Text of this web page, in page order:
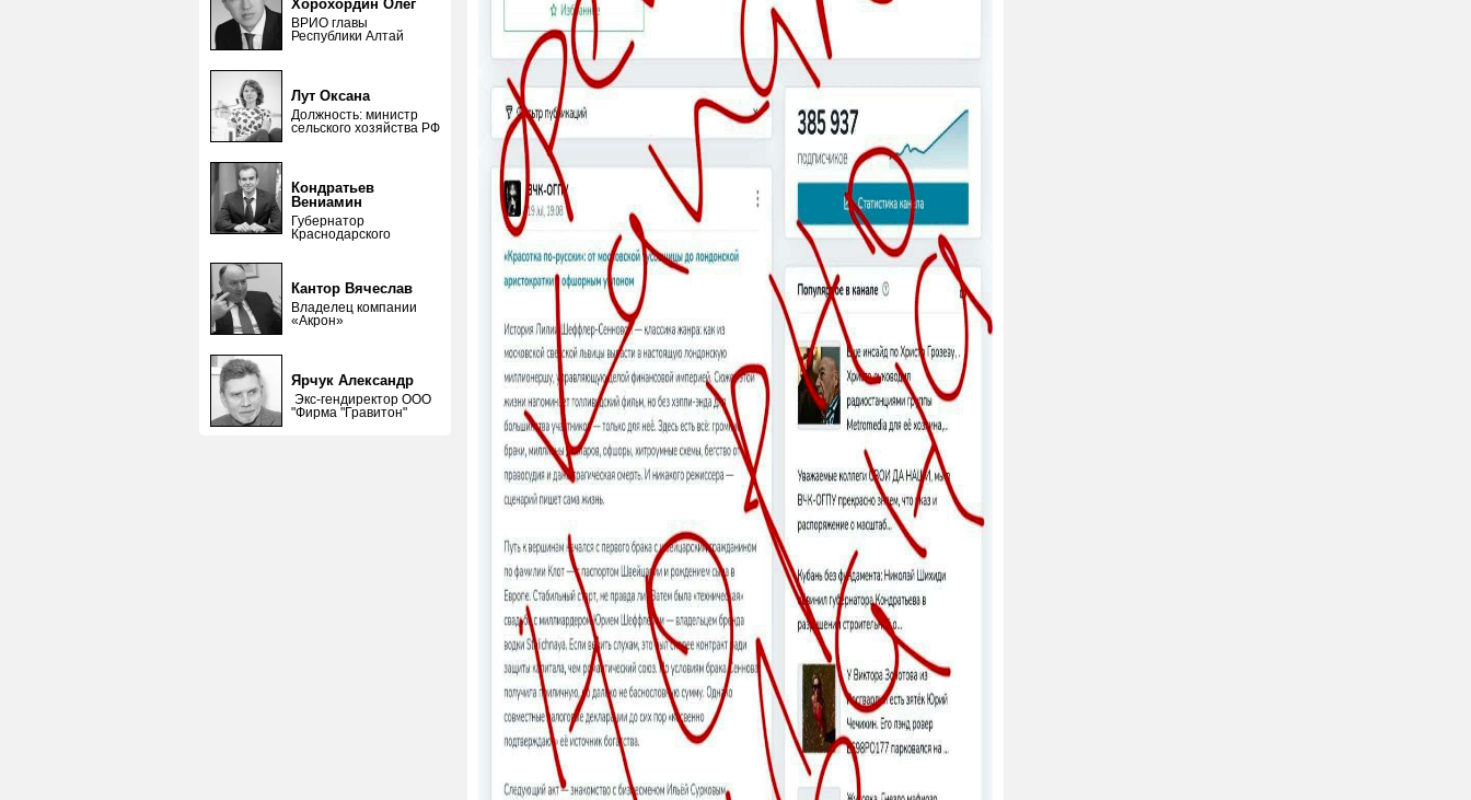
Хорохордин Олег
ВРИО главы
Республики Алтай
Лут Оксана
Должность: министр
сельского хозяйства РФ
Кондратьев
Вениамин
Губернатор
Краснодарского
Кантор Вячеслав
Владелец компании
«Акрон»
Ярчук Александр
Экс-гендиректор ООО
"Фирма "Гравитон"